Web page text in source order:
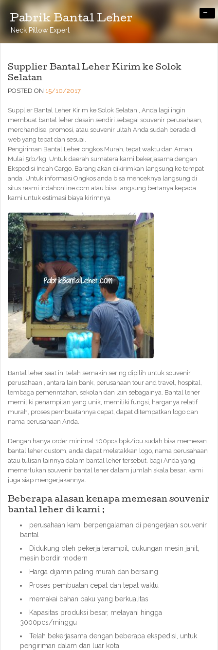
Pabrik Bantal Leher
Neck Pillow Expert
-
Supplier Bantal Leher Kirim ke Solok
Selatan
POSTED ON 15/10/2017
Supplier Bantal Leher Kirim ke Solok Selatan , Anda lagi ingin
membuat bantal leher desain sendiri sebagai souvenir perusahaan,
merchandise, promosi, atau souvenir ultah Anda sudah berada di
web yang tepat dan sesuai.
Pengiriman Bantal Leher ongkos Murah, tepat waktu dan Aman,
Mulai 5rb/kg. Untuk daerah sumatera kami bekerjasama dengan
Ekspedisi Indah Cargo, Barang akan dikirimkan langsung ke tempat
anda. Untuk informasi Ongkos anda bisa menceknya langsung di
situs resmi indahonline.com atau bisa langsung bertanya kepada
kami untuk estimasi biaya kirimnya
Bantal leher saat ini telah semakin sering dipilih untuk souvenir
perusahaan , antara lain bank, perusahaan tour and travel, hospital,
lembaga pemerintahan, sekolah dan lain sebagainya. Bantal leher
memiliki penampilan yang unik, memiliki fungsi, harganya relatif
murah, proses pembuatannya cepat, dapat ditempatkan logo dan
nama perusahaan Anda.
Dengan hanya order minimal 100pcs bpk/ibu sudah bisa memesan
bantal leher custom, anda dapat meletakkan logo, nama perusahaan
atau tulisan lainnya dalam bantal leher tersebut. bagi Anda yang
memerlukan souvenir bantal leher dalam jumlah skala besar, kami
juga siap mengerjakannya.
Beberapa alasan kenapa memesan souvenir
bantal leher di kami ;
perusahaan kami berpengalaman di pengerjaan souvenir
bantal
Didukung oleh pekerja terampil, dukungan mesin jahit,
mesin bordir modern
Harga dijamin paling murah dan bersaing
Proses pembuatan cepat dan tepat waktu
memakai bahan baku yang berkualitas
Kapasitas produksi besar, melayani hingga
3000pcs/minggu
Telah bekerjasama dengan beberapa ekspedisi, untuk
pengiriman dalam dan luar kota